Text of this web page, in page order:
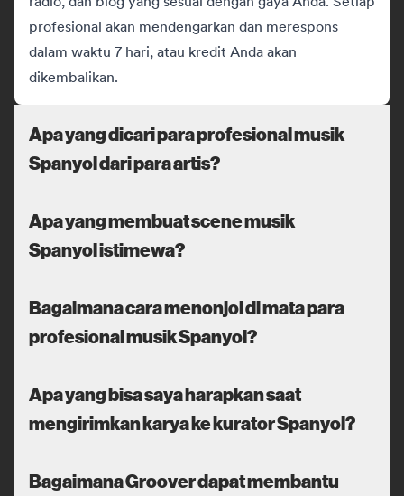
profesional akan mendengarkan dan merespons
dalam waktu 7 hari, atau kredit Anda akan
dikembalikan.
Apa yang dicari para profesional musik
Spanyol dari para artis?
Apa yang membuat scene musik
Spanyol istimewa?
Bagaimana cara menonjol di mata para
profesional musik Spanyol?
Apa yang bisa saya harapkan saat
mengirimkan karya ke kurator Spanyol?
Bagaimana Groover dapat membantu